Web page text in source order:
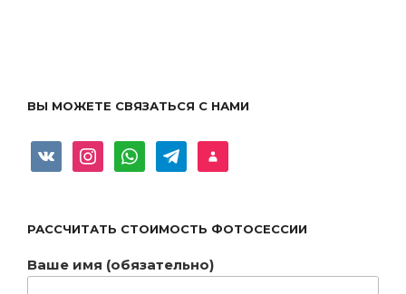
ВЫ МОЖЕТЕ СВЯЗАТЬСЯ С НАМИ
vkontakteinstagramwhatsapptelegram user
РАССЧИТАТЬ CТОИМОСТЬ ФОТОСЕССИИ
Ваше имя (обязательно)